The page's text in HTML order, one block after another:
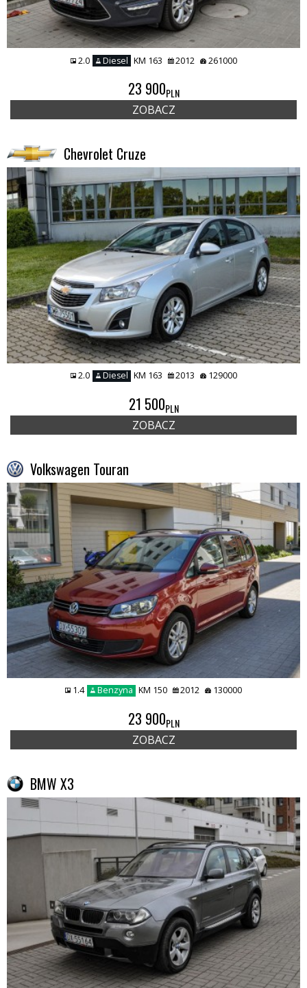
2.0 Diesel KM 163 2012 261000
23 900PLN
ZOBACZ
Chevrolet Cruze
2.0 Diesel KM 163 2013 129000
21 500PLN
ZOBACZ
Volkswagen Touran
1.4 Benzyna KM 150 2012 130000
23 900PLN
ZOBACZ
BMW X3